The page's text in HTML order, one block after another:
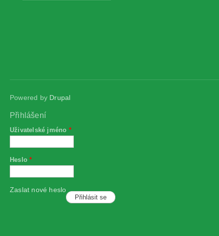
Powered by Drupal
Přihlášení
Uživatelské jméno *
Heslo*
Zaslat nové heslo